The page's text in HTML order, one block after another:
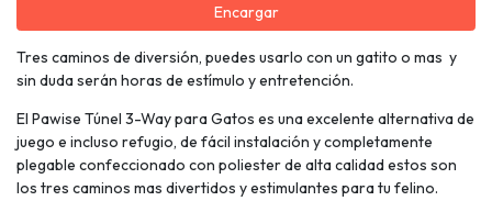
Encargar
Tres caminos de diversión, puedes usarlo con un gatito o mas y
sin duda serán horas de estímulo y entretención.
El Pawise Túnel 3-Way para Gatos es una excelente alternativa de
juego e incluso refugio, de fácil instalación y completamente
plegable confeccionado con poliester de alta calidad estos son
los tres caminos mas divertidos y estimulantes para tu felino.